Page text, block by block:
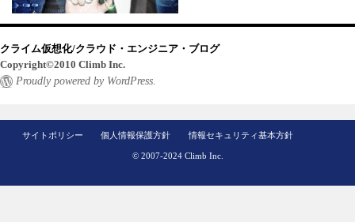
クライム仮想化/クラウド・エンジニア・ブログ
Copyright©2010 Climb Inc.
Proudly powered by WordPress.
サイトポリシー 個人情報保護方針 情報セキュリティ基本方針
© 2007-2024 Climb Inc.